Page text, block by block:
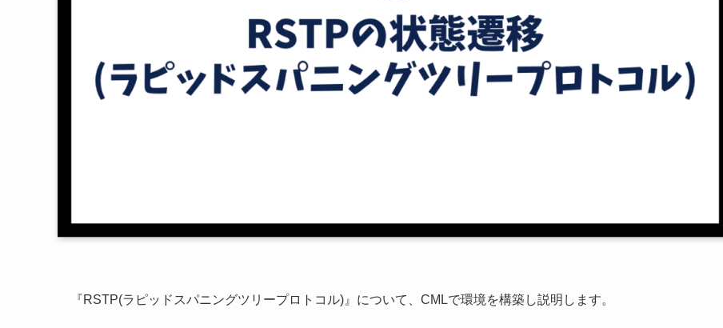
『RSTP(ラピッドスパニングツリープロトコル)』について、CMLで環境を構築し説明します。